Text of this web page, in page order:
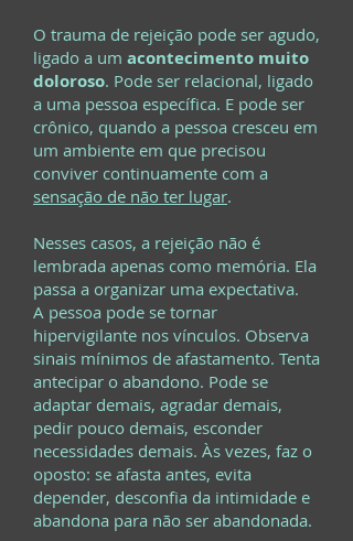
O trauma de rejeição pode ser agudo,
ligado a um acontecimento muito
doloroso. Pode ser relacional, ligado
a uma pessoa específica. E pode ser
crônico, quando a pessoa cresceu em
um ambiente em que precisou
conviver continuamente com a
sensação de não ter lugar.
Nesses casos, a rejeição não é
lembrada apenas como memória. Ela
passa a organizar uma expectativa.
A pessoa pode se tornar
hipervigilante nos vínculos. Observa
sinais mínimos de afastamento. Tenta
antecipar o abandono. Pode se
adaptar demais, agradar demais,
pedir pouco demais, esconder
necessidades demais. Às vezes, faz o
oposto: se afasta antes, evita
depender, desconfia da intimidade e
abandona para não ser abandonada.